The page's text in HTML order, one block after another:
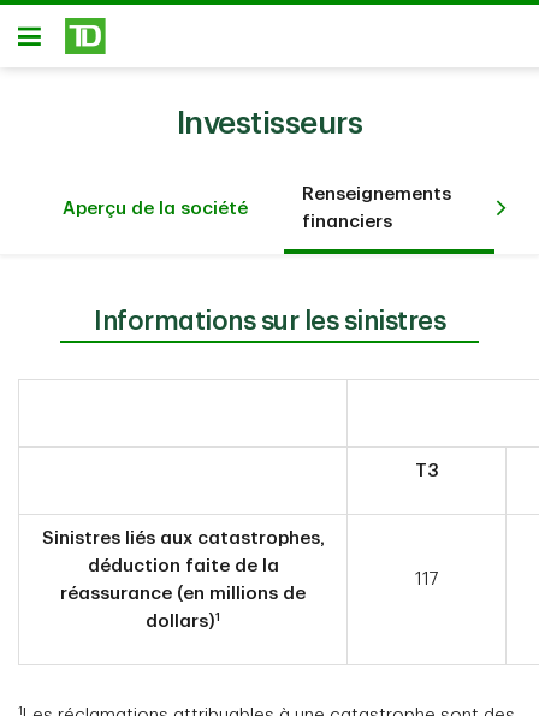
Passer au contenu principal
Ouvert
Investisseurs
Aperçu de la société
Renseignements
financiers
Informations sur les sinistres
T3
Sinistres liés aux catastrophes,
déduction faite de la
réassurance (en millions de
dollars)1
117
1